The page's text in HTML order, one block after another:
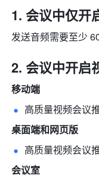
会议中仅开
发送音频需要至少
会议中开启
移动端
高质量视频会议
桌面端和网页版
高质量视频会议
会议室